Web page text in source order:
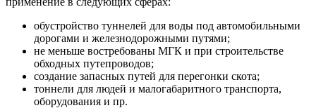
обустройство туннелей для воды под автомобильными
дорогами и железнодорожными путями;
не меньше востребованы МГК и при строительстве
обходных путепроводов;
создание запасных путей для перегонки скота;
тоннели для людей и малогабаритного транспорта,
оборудования и пр.